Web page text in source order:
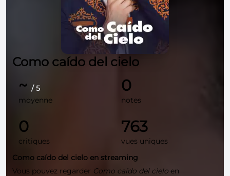
Como caído del cielo
~ / 5
moyenne
0
notes
0
critiques
763
vues uniques
Como caído del cielo en streaming
Vous pouvez regarder Como caído del cielo en